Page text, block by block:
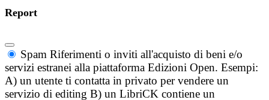
Report
Spam Riferimenti o inviti all'acquisto di beni e/o
servizi estranei alla piattaforma Edizioni Open. Esempi:
A) un utente ti contatta in privato per vendere un
servizio di editing B) un LibriCK contiene un